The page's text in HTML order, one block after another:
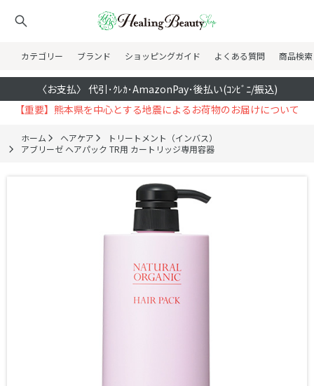
カテゴリー ブランド ショッピングガイド よくある質問 商品検索
〈お支払〉 代引･ｸﾚｶ･AmazonPay･後払い(ｺﾝﾋﾞﾆ/振込)
【重要】熊本県を中心とする地震によるお荷物のお届けについて
ホーム ヘアケア
トリートメント（インバス）
アブリーゼ ヘアパック TR用 カートリッジ専用容器